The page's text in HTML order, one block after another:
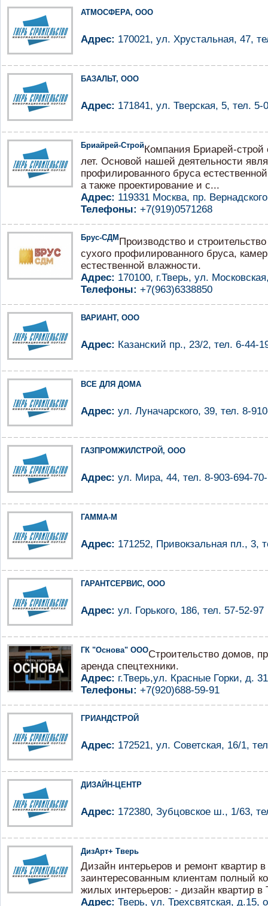
АТМОСФЕРА, ООО
Адрес: 170021, ул. Хрустальная, 47,
БАЗАЛЬТ, ООО
Адрес: 171841, ул. Тверская, 5, тел. 5-
Бриайрей-СтройКомпания Бриарей-строй
лет. Основой нашей деятельности
профилированного бруса
а также проектирование и с...
Адрес: 119331 Москва, пр.
Телефоны: +7(919)0571268
Брус-СДМ Производство и
сухого профилированного бруса,
естественной влажности.
Адрес: 170100, г.Тверь, ул.
Телефоны: +7(963)6338850
ВАРИАНТ, ООО
Адрес: Казанский пр., 23/2, тел. 6-44-
ВСЕ ДЛЯ ДОМА
Адрес: ул. Луначарского, 39, тел. 8-
ГАЗПРОМЖИЛСТРОЙ, ООО
Адрес: ул. Мира, 44, тел. 8-903-694-
ГАММА-М
Адрес: 171252, Привокзальная пл., 3,
ГАРАНТСЕРВИС, ООО
Адрес: ул. Горького, 186, тел. 57-52-97
ГК "Основа" ОООСтроительство домов,
аренда спецтехники.
Адрес: г.Тверь,ул. Красные Горки, д. 31
Телефоны: +7(920)688-59-91
ГРИАНДСТРОЙ
Адрес: 172521, ул. Советская, 16/1,
ДИЗАЙН-ЦЕНТР
Адрес: 172380, Зубцовское ш., 1/63,
ДизАрт+ Тверь
Дизайн интерьеров и ремонт квартир
заинтересованным клиентам полный
жилых интерьеров: - дизайн квартир в
Адрес: Тверь, ул. Трехсвятская, д.15,